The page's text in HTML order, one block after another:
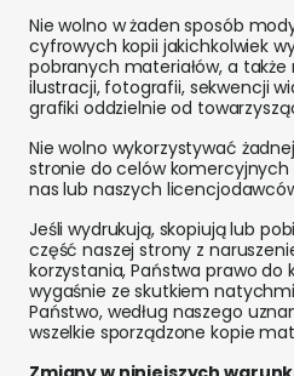
Nie wolno w żaden sposób
cyfrowych kopii jakichkolwiek
pobranych materiałów, a
ilustracji, fotografii, sekwencji
grafiki oddzielnie od
Nie wolno wykorzystywać
stronie do celów komercyjnych
nas lub naszych
Jeśli wydrukują, skopiują lub
część naszej strony z
korzystania, Państwa prawo do
wygaśnie ze skutkiem
Państwo, według naszego
wszelkie sporządzone kopie